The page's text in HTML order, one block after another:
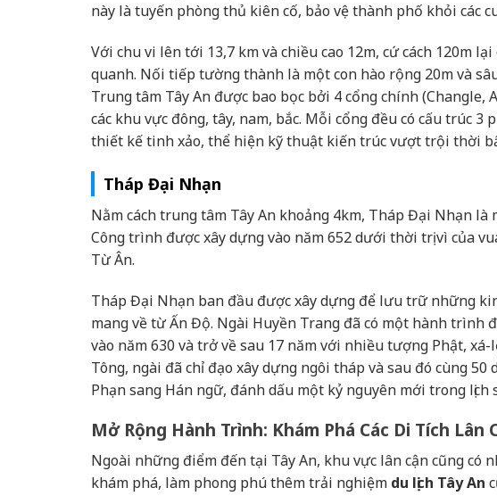
này là tuyến phòng thủ kiên cố, bảo vệ thành phố khỏi các
Với chu vi lên tới 13,7 km và chiều cao 12m, cứ cách 120m
quanh. Nối tiếp tường thành là một con hào rộng 20m và
Trung tâm Tây An được bao bọc bởi 4 cổng chính
các khu vực đông, tây, nam, bắc. Mỗi cổng đều có cấu trúc
thiết kế tinh xảo, thể hiện kỹ thuật kiến trúc vượt trội thời
Tháp Đại Nhạn
Nằm cách trung tâm Tây An khoảng 4km, Tháp Đại Nhạn
Công trình được xây dựng vào năm 652 dưới thời trị vì của
Từ Ân.
Tháp Đại Nhạn ban đầu được xây dựng để lưu trữ những
mang về từ Ấn Độ. Ngài Huyền Trang đã có một hành trình
vào năm 630 và trở về sau 17 năm với nhiều tượng Phật,
Tông, ngài đã chỉ đạo xây dựng ngôi tháp và sau đó cùng 50
Phạn sang Hán ngữ, đánh dấu một kỷ nguyên mới trong lịch
Mở Rộng Hành Trình: Khám Phá Các Di Tích Lân
Ngoài những điểm đến tại Tây An, khu vực lân cận cũng có
khám phá, làm phong phú thêm trải nghiệm du lịch Tây An